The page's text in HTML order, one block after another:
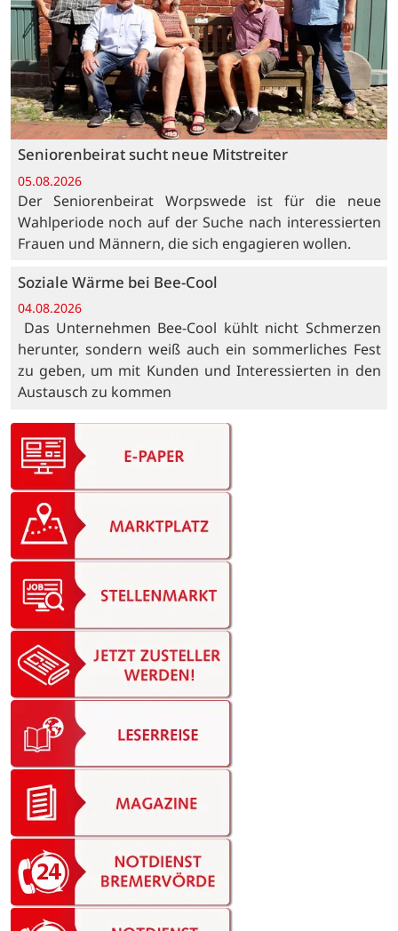
Seniorenbeirat sucht neue Mitstreiter
05.08.2026
Der Seniorenbeirat Worpswede ist für die neue
Wahlperiode noch auf der Suche nach interessierten
Frauen und Männern, die sich engagieren wollen.
Soziale Wärme bei Bee-Cool
04.08.2026
Das Unternehmen Bee-Cool kühlt nicht Schmerzen
herunter, sondern weiß auch ein sommerliches Fest
zu geben, um mit Kunden und Interessierten in den
Austausch zu kommen